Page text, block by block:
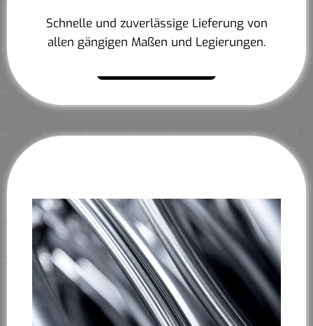
Schnelle und zuverlässige Lieferung von
allen gängigen Maßen und Legierungen.